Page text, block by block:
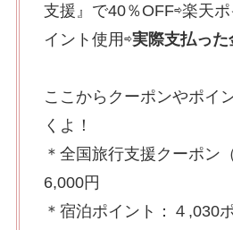
支援』で40％OFF⇨楽天
イント使用⇨実際支払った
ここからクーポンやポイ
くよ！
＊全国旅行支援クーポン
6,000円
＊宿泊ポイント：４,030